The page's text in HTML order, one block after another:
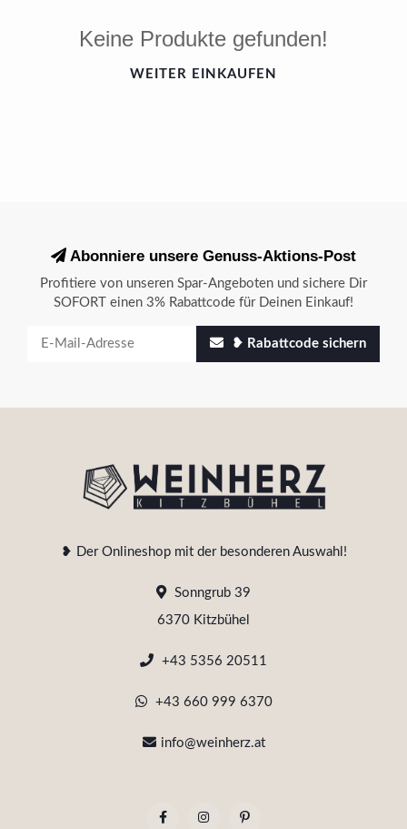
Keine Produkte gefunden!
WEITER EINKAUFEN
Abonniere unsere Genuss-Aktions-Post
Profitiere von unseren Spar-Angeboten und sichere Dir
SOFORT einen 3% Rabattcode für Deinen Einkauf!
❥ Rabattcode sichern
❥ Der Onlineshop mit der besonderen Auswahl!
Sonngrub 39
6370 Kitzbühel
+43 5356 20511
+43 660 999 6370
info@weinherz.at